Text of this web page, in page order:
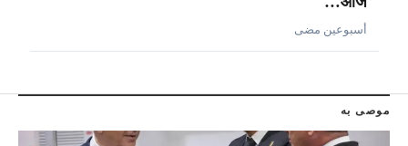
أسبوعين مضى
موصى به